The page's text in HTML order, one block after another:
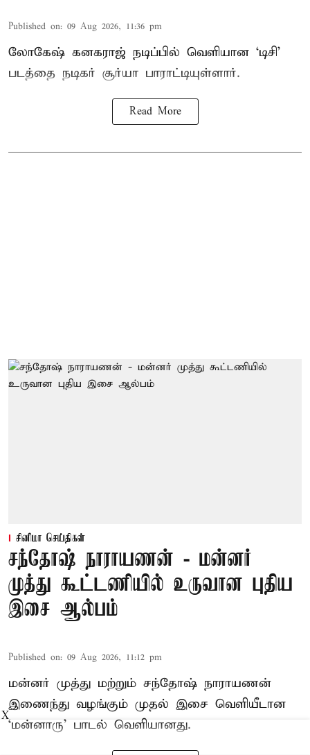
Published on: 09 Aug 2026, 11:36 pm
லோகேஷ் கனகராஜ் நடிப்பில் வெளியான ‘டிசி’
படத்தை நடிகர் சூர்யா பாராட்டியுள்ளார்.
Read More
சினிமா செய்திகள்
சந்தோஷ் நாராயணன் - மன்னர்
முத்து கூட்டணியில் உருவான புதிய
இசை ஆல்பம்
Published on: 09 Aug 2026, 11:12 pm
மன்னர் முத்து மற்றும் சந்தோஷ் நாராயணன்
இணைந்து வழங்கும் முதல் இசை வெளியீடான
‘மன்னாரு’ பாடல் வெளியானது.
X